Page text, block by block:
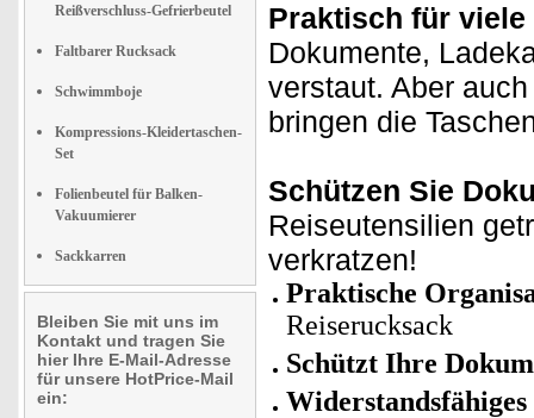
Reißverschluss-Gefrierbeutel
Faltbarer Rucksack
Schwimmboje
Kompressions-Kleidertaschen-
Set
Folienbeutel für Balken-
Vakuumierer
Sackkarren
Bleiben Sie mit uns im
Kontakt und tragen Sie
hier Ihre E-Mail-Adresse
für unsere HotPrice-Mail
ein:
Praktisch für viele
Dokumente,
verstaut. Aber
bringen die
Schützen Sie
Reiseutensilien
verkratzen!
Praktische
Reiserucksack
Schützt Ihre